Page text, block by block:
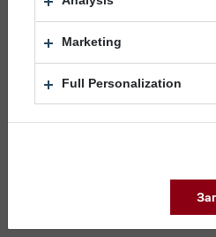
Безопасность
Marketing
Full Personalization